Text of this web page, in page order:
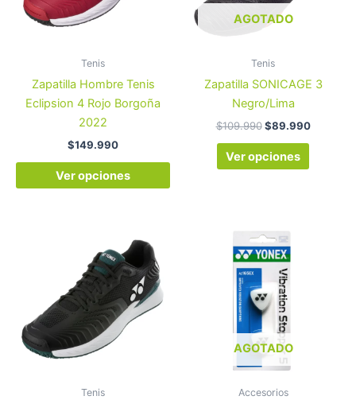
Tenis
Zapatilla Hombre Tenis
Eclipsion 4 Rojo Borgoña
2022
$149.990
Ver opciones
opciones
producto
AGOTADO
Tenis
Zapatilla SONICAGE 3
Negro/Lima
$109.990 $89.990
Ver opciones
en
página
Tenis
AGOTADO
Accesorios